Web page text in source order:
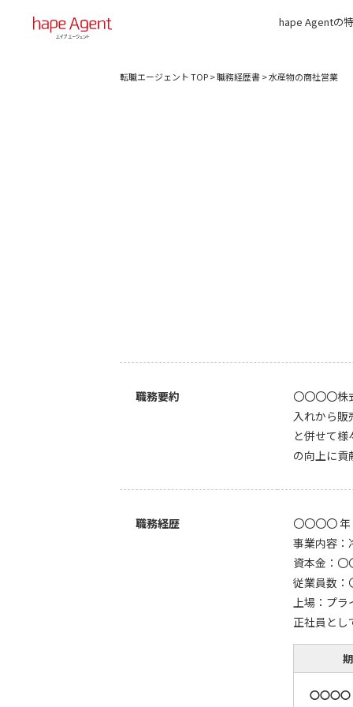
hape Agentの
転職エージェント TOP>職務経歴書>水産物の商社営業
職務要約
〇〇〇〇株
入れから販
と併せて様
の向上に貢
職務経歴
〇〇〇〇
事業内容：
資本金：〇
従業員数：
上場：プラ
正社員とし
〇〇〇